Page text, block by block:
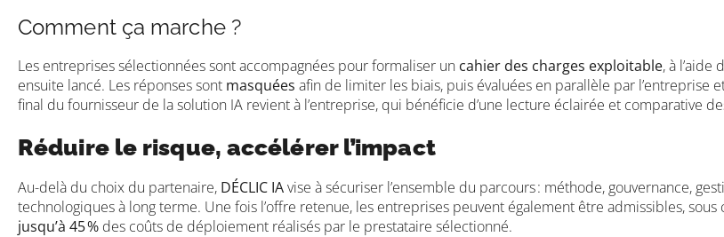
Comment ça marche ?
Les entreprises sélectionnées sont accompagnées pour formaliser un cahier des charges exploitable, à l’aide
ensuite lancé. Les réponses sont masquées afin de limiter les biais, puis évaluées en parallèle par l’entreprise
final du fournisseur de la solution IA revient à l’entreprise, qui bénéficie d’une lecture éclairée et comparative
Réduire le risque, accélérer l’impact
Au-delà du choix du partenaire, DÉCLIC IAvise à sécuriser l’ensemble du parcours: méthode, gouvernance,
technologiques à long terme. Une fois l’offre retenue, les entreprises peuvent également être admissibles, sous
jusqu’à 45% des coûts de déploiement réalisés par le prestataire sélectionné.